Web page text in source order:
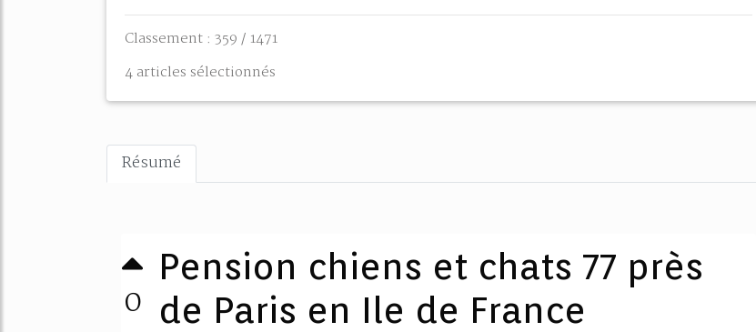
Classement : 359 / 1471
4 articles sélectionnés
Résumé
0
Pension chiens et chats 77 près
de Paris en Ile de France